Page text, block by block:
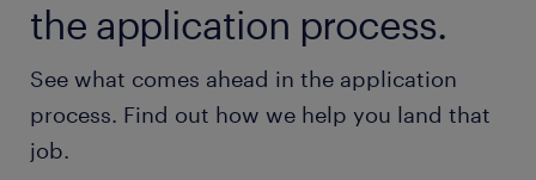
東武宇都宮線／壬生駅（車17分）
休日休暇
週休2日
(土)日祝休み※第1・第3・第5土曜日休み／長期
the application process.
See what comes ahead in the application
process. Find out how we help you land that
job.